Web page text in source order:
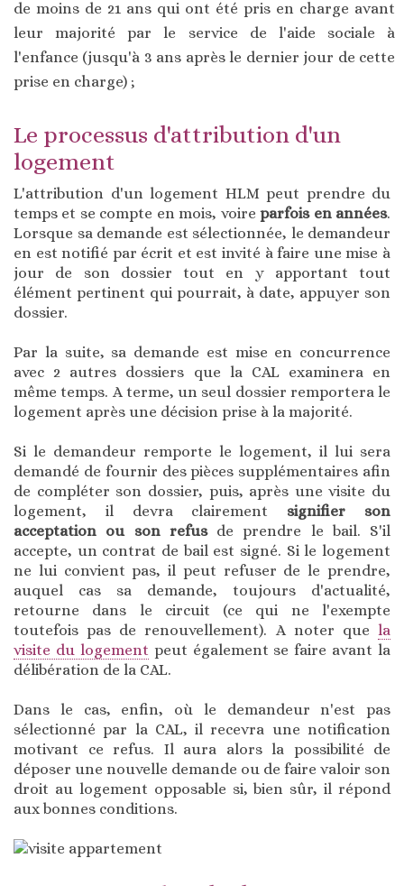
de moins de 21 ans qui ont été pris en charge avant
leur majorité par le service de l'aide sociale à
l'enfance (jusqu'à 3 ans après le dernier jour de cette
prise en charge) ;
Le processus d'attribution d'un
logement
L'attribution d'un logement HLM peut prendre du
temps et se compte en mois, voireparfois en années.
Lorsque sa demande est sélectionnée, le demandeur
en est notifié par écrit et est invité à faire une mise à
jour de son dossier tout en y apportant tout
élément pertinent qui pourrait, à date, appuyer son
dossier.
Par la suite, sa demande est mise en concurrence
avec 2 autres dossiers que la CAL examinera en
même temps. A terme, un seul dossier remportera le
logement après une décision prise à la majorité.
Si le demandeur remporte le logement, il lui sera
demandé de fournir des pièces supplémentaires afin
de compléter son dossier, puis, après une visite du
logement, il devra clairement signifier son
acceptation ou son refusde prendre le bail. S'il
accepte, un contrat de bail est signé. Si le logement
ne lui convient pas, il peut refuser de le prendre,
auquel cas sa demande, toujours d'actualité,
retourne dans le circuit (ce qui ne l'exempte
toutefois pas de renouvellement). A noter que la
visite du logement peut également se faire avant la
délibération de la CAL.
Dans le cas, enfin, où le demandeur n'est pas
sélectionné par la CAL, il recevra une notification
motivant ce refus. Il aura alors la possibilité de
déposer une nouvelle demande ou de faire valoir son
droit au logement opposable si, bien sûr, il répond
aux bonnes conditions.